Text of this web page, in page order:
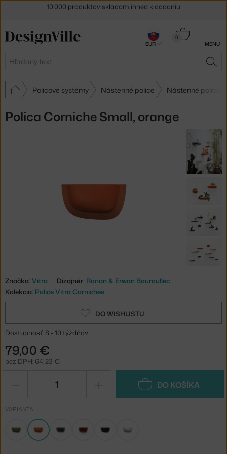
MENU
Hľadať
0
Košík
Policové systémy Nástenné police Nástenné police
Polica Corniche Small, orange
Značka: Vitra Dizajnér: Ronan & Erwan Bouroullec
Kolekcia: Police Vitra Corniches
DO WISHLISTU
Dostupnosť: 8 - 10 týždňov
79,00 €
bez DPH: 64,23 €
DO KOŠÍKA
VARIANTA
30 dní na vrátenie tovaru
EUR